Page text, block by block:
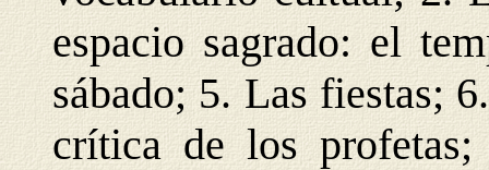
espacio sagrado: el
sábado; 5. Las fiestas;
crítica de los